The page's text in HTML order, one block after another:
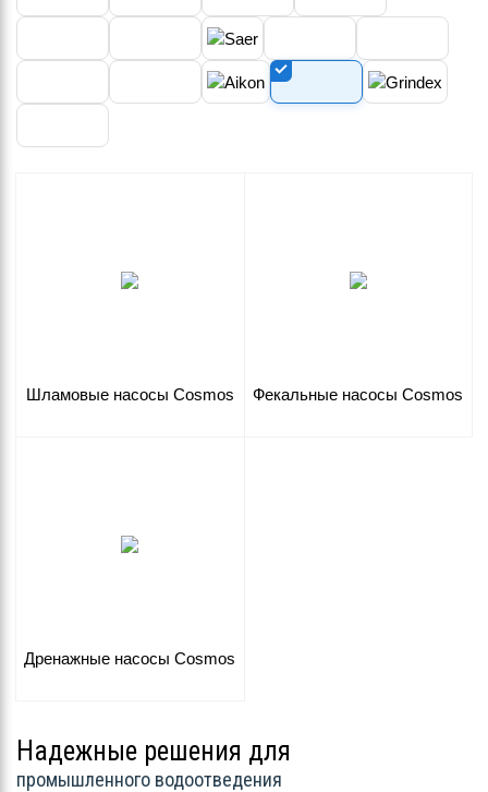
Шламовые насосы Cosmos Фекальные насосы Cosmos
Дренажные насосы Cosmos
Надежные решения для
промышленного водоотведения